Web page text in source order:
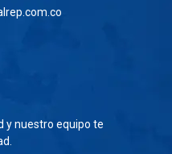
y nuestro equipo te